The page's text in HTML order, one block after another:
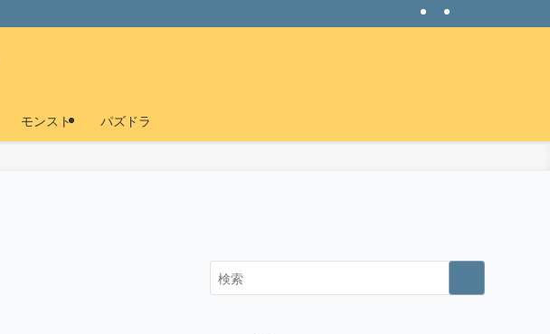
モンスト パズドラ